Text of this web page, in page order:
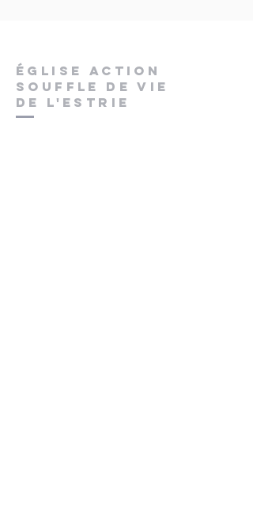
ÉGLISE ACTION
SOUFFLE DE VIE
DE L'ESTRIE